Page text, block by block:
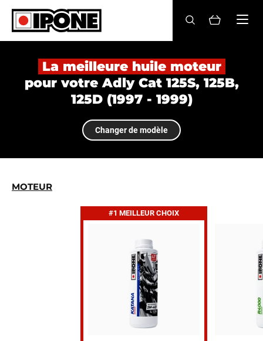
Ipone
HUILES MOTEUR
ENTRETIEN
MAINTENANCE
IT DE
La meilleure huile moteur
pour votre Adly Cat 125S, 125B,
125D (1997 - 1999)
Changer de modèle
MOTEUR
#1 MEILLEUR CHOIX